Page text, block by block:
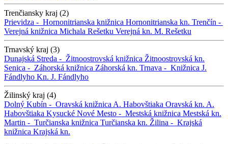
Trenčiansky kraj (2)
Prievidza - Hornonitrianska knižnica Hornonitrianska kn. Trenčín -
Verejná knižnica Michala Rešetku Verejná kn. M. Rešetku
Trnavský kraj (3)
Dunajská Streda - Žitnoostrovská knižnica Žitnoostrovská kn.
Senica - Záhorská knižnica Záhorská kn. Trnava - Knižnica J.
Fándlyho Kn. J. Fándlyho
Žilinský kraj (4)
Dolný Kubín - Oravská knižnica A. Habovštiaka Oravská kn. A.
Habovštiaka Kysucké Nové Mesto - Mestská knižnica Mestská kn.
Martin - Turčianska knižnica Turčianska kn. Žilina - Krajská
knižnica Krajská kn.